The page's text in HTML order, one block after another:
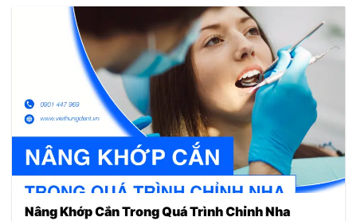
Nâng Khớp Cắn Trong Quá Trình Chỉnh Nha